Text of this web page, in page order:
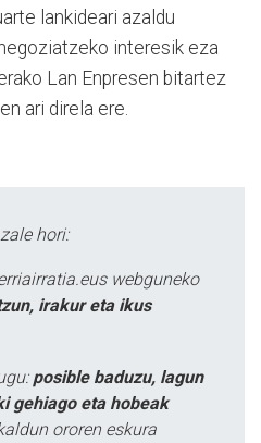
lankideari azaldu
interesik eza
Lan Enpresen bitartez
ari direla ere.
hori:
webguneko
irakur eta ikus
posible baduzu, lagun
gehiago eta hobeak
ororen eskura